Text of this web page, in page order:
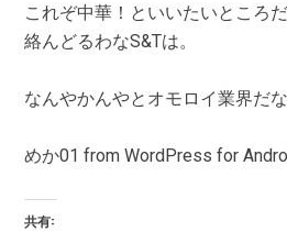
これぞ中華！といいたいところ
絡んどるわなS&Tは。
なんやかんやとオモロイ業界だな
めか01 from WordPress for
共有: